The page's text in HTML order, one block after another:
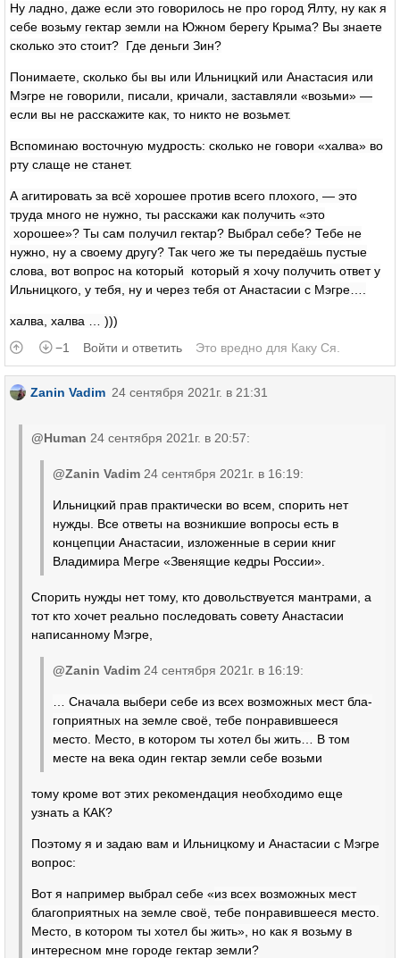
Ну ладно, даже если это говорилось не про город Ялту, ну как я
себе возьму гектар земли на Южном берегу Крыма? Вы знаете
сколько это стоит? Где деньги Зин?
Понимаете, сколько бы вы или Ильницкий или Анастасия или
Мэгре не говорили, писали, кричали, заставляли «возьми» —
если вы не расскажите как, то никто не возьмет.
Вспоминаю восточную мудрость: сколько не говори «халва» во
рту слаще не станет.
А агитировать за всё хорошее против всего плохого, — это
труда много не нужно, ты расскажи как получить «это
хорошее»? Ты сам получил гектар? Выбрал себе? Тебе не
нужно, ну а своему другу? Так чего же ты передаёшь пустые
слова, вот вопрос на который который я хочу получить ответ у
Ильницкого, у тебя, ну и через тебя от Анастасии с Мэгре….
халва, халва … )))
−1
Войти и ответить Это вредно для Каку Ся
Zanin Vadim 24 сентября 2021г. в 21:31
@Human 24 сентября 2021г. в 20:57:
@Zanin Vadim 24 сентября 2021г. в 16:19:
Ильницкий прав практически во всем, спорить нет
нужды. Все ответы на возникшие вопросы есть в
концепции Анастасии, изложенные в серии книг
Владимира Мегре «Звенящие кедры России».
Спорить нужды нет тому, кто довольствуется мантрами, а
тот кто хочет реально последовать совету Анастасии
написанному Мэгре,
@Zanin Vadim 24 сентября 2021г. в 16:19:
… Сначала выбери себе из всех возможных мест бла­
гоприятных на земле своё, тебе понравившееся
место. Ме­сто, в котором ты хотел бы жить… В том
месте на века один гектар земли себе возьми
тому кроме вот этих рекомендация необходимо еще
узнать а КАК?
Поэтому я и задаю вам и Ильницкому и Анастасии с Мэгре
вопрос:
Вот я например выбрал себе «из всех возможных мест
бла­гоприятных на земле своё, тебе понравившееся место.
Ме­сто, в котором ты хотел бы жить», но как я возьму в
интересном мне городе гектар земли?